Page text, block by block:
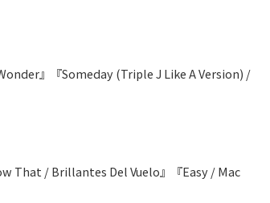
』『Someday (Triple J Like A Version) /
That / Brillantes Del Vuelo』『Easy / Mac